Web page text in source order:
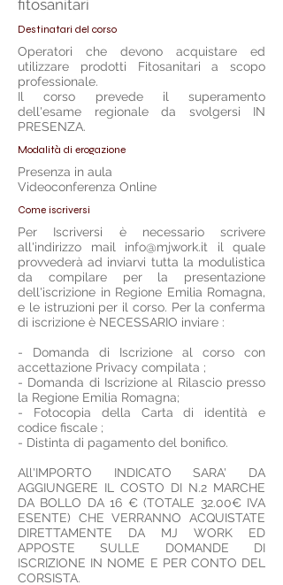
fitosanitari
Destinatari del corso
Operatori che devono acquistare ed
utilizzare prodotti Fitosanitari a scopo
professionale.
Il corso prevede il superamento
dell'esame regionale da svolgersi IN
PRESENZA.
Modalità di erogazione
Presenza in aula
Videoconferenza Online
Come iscriversi
Per Iscriversi è necessario scrivere
all'indirizzo mail info@mjwork.it il quale
provvederà ad inviarvi tutta la modulistica
da compilare per la presentazione
dell'iscrizione in Regione Emilia Romagna,
e le istruzioni per il corso. Per la conferma
di iscrizione è NECESSARIO inviare :
- Domanda di Iscrizione al corso con
accettazione Privacy compilata ;
- Domanda di Iscrizione al Rilascio presso
la Regione Emilia Romagna;
- Fotocopia della Carta di identità e
codice fiscale ;
- Distinta di pagamento del bonifico.
All'IMPORTO INDICATO SARA' DA
AGGIUNGERE IL COSTO DI N.2 MARCHE
DA BOLLO DA 16 € (TOTALE 32.00€ IVA
ESENTE) CHE VERRANNO ACQUISTATE
DIRETTAMENTE DA MJ WORK ED
APPOSTE SULLE DOMANDE DI
ISCRIZIONE IN NOME E PER CONTO DEL
CORSISTA.